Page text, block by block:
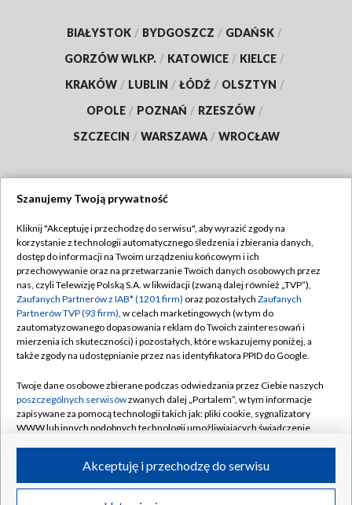
BIAŁYSTOK / BYDGOSZCZ / GDAŃSK /
GORZÓW WLKP. / KATOWICE / KIELCE /
KRAKÓW / LUBLIN / ŁÓDŹ / OLSZTYN /
OPOLE / POZNAŃ / RZESZÓW /
SZCZECIN / WARSZAWA / WROCŁAW
TVP
Abonament TVP
Emisja w TVP
Centrum informacji TVP
Naziemna Telewizja Cyfrowa
Rada Programowa
System NOS
Informacje o nadawcy
Program dla prasy
Regulamin TVP
Polityka prywatności
Moje zgody
Pomoc
Kontakt
Kanały
©2026 Telewizja Polska S.A. w likwidacji
Szanujemy Twoją prywatność
Kliknij "Akceptuję i przechodzę do serwisu", aby wyrazić zgody na
korzystanie z technologii automatycznego śledzenia i zbierania danych,
dostęp do informacji na Twoim urządzeniu końcowym i ich
przechowywanie oraz na przetwarzanie Twoich danych osobowych przez
nas, czyli Telewizję Polską S.A. w likwidacji (zwaną dalej również „TVP”),
Zaufanych Partnerów z IAB* (1201 firm) oraz pozostałych Zaufanych
Partnerów TVP (93 firm), w celach marketingowych (w tym do
zautomatyzowanego dopasowania reklam do Twoich zainteresowań i
mierzenia ich skuteczności) i pozostałych, które wskazujemy poniżej, a
także zgody na udostępnianie przez nas identyfikatora PPID do Google.
Twoje dane osobowe zbierane podczas odwiedzania przez Ciebie naszych
poszczególnych serwisówzwanych dalej „Portalem”, w tym informacje
zapisywane za pomocą technologii takich jak: pliki cookie, sygnalizatory
WWW lub innych podobnych technologii umożliwiających świadczenie
ruchu w Internecie.
Twoje dane osobowe zbierane podczas odwiedzania przez Ciebie
Akceptuję i przechodzę do serwisu